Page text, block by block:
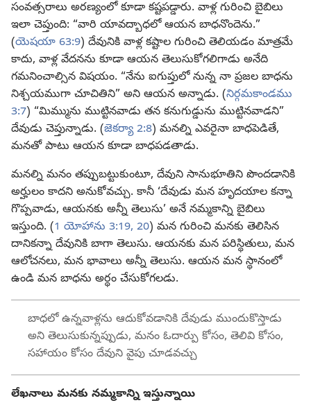
సంవత్సరాలు అరణ్యంలో కూడా కష్టపడ్డారు. వాళ్ల గురించి బైబిలు
ఇలా చెప్తుంది: “వారి యావద్బాధలో ఆయన బాధనొందెను.”
(యెషయా 63:9) దేవునికి వాళ్ల కష్టాల గురించి తెలియడం మాత్రమే
కాదు, వాళ్ల వేదనను కూడా ఆయన తెలుసుకోగలిగాడు అనేది
గమనించాల్సిన విషయం. “నేను ఐగుప్తులో నున్న నా ప్రజల బాధను
నిశ్చయముగా చూచితిని” అని ఆయన అన్నాడు. (నిర్గమకాండము
3:7) “మిమ్మును ముట్టినవాడు తన కనుగుడ్డును ముట్టినవాడని”
దేవుడు చెప్తున్నాడు. (జెకర్యా 2:8) మనల్ని ఎవరైనా బాధపెడితే,
మనతో పాటు ఆయన కూడా బాధపడతాడు.
మనల్ని మనం తప్పుబట్టుకుంటూ, దేవుని సానుభూతిని పొందడానికి
అర్హులం కాదని అనుకోవచ్చు. కానీ ‘దేవుడు మన హృదయాల కన్నా
గొప్పవాడు, ఆయనకు అన్నీ తెలుసు’ అనే నమ్మకాన్ని బైబిలు
ఇస్తుంది. (1 యోహాను 3:19, 20) మన గురించి మనకు తెలిసిన
దానికన్నా దేవునికి బాగా తెలుసు. ఆయనకు మన పరిస్థితులు, మన
ఆలోచనలు, మన భావాలు అన్నీ తెలుసు. ఆయన మన స్థానంలో
ఉండి మన బాధను అర్థం చేసుకోగలడు.
బాధలో ఉన్నవాళ్లను ఆదుకోవడానికి దేవుడు ముందుకొస్తాడు
అని తెలుసుకున్నప్పుడు, మనం ఓదార్పు కోసం, తెలివి కోసం,
సహాయం కోసం దేవుని వైపు చూడవచ్చు
లేఖనాలు మనకు నమ్మకాన్ని ఇస్తున్నాయి